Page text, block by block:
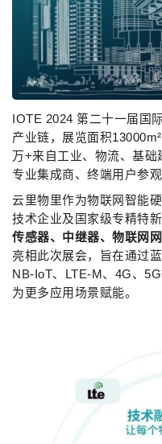
IOTE 2024 第二十一届国
产业链，展览面积
万+来自工业、物流、基
专业集成商、终端用户参观
云里物里作为物联网智能
技术企业及国家级专精特
传感器、中继器、物联网
亮相此次展会，旨在通过
NB-IoT、LTE-M、4G、
为更多应用场景赋能。